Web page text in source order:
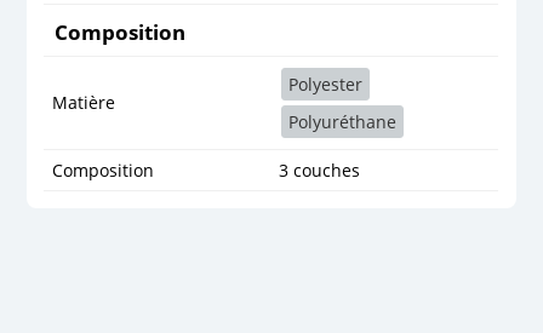
Composition
Matière
Polyester
Polyuréthane
Composition 3 couches